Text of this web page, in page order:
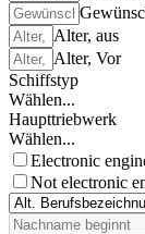
Alter, aus
Alter, Vor
Schiffstyp
Wählen...
Haupttriebwerk
Wählen...
Electronic
Not electronic